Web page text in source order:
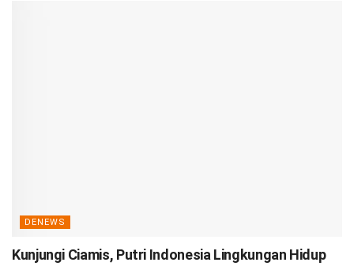
DENEWS
Kunjungi Ciamis, Putri Indonesia Lingkungan Hidup